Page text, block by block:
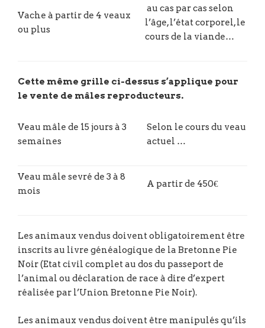
Vache à partir de 4 veaux
ou plus
au cas par cas selon
l’âge, l’état corporel, le
cours de la viande…
Cette même grille ci-dessus s’applique pour
le vente de mâles reproducteurs.
Veau mâle de 15 jours à 3
semaines
Selon le cours du veau
actuel …
Veau mâle sevré de 3 à 8
mois
A partir de 450€
Les animaux vendus doivent obligatoirement être
inscrits au livre généalogique de la Bretonne Pie
Noir (Etat civil complet au dos du passeport de
l’animal ou déclaration de race à dire d’expert
réalisée par l’Union Bretonne Pie Noir).
Les animaux vendus doivent être manipulés qu’ils